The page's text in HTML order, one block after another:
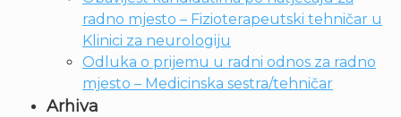
radno mjesto – Fizioterapeutski tehničar u
Klinici za neurologiju
Odluka o prijemu u radni odnos za radno
mjesto – Medicinska sestra/tehničar
Arhiva